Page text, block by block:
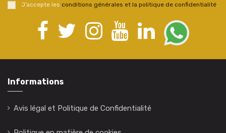
J’accepte les conditions générales et la politique de confidentialité.
Informations
Avis légal et Politique de Confidentialité